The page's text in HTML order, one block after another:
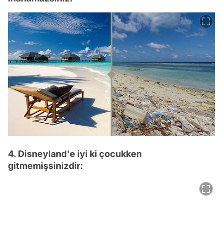
4. Disneyland'e iyi ki çocukken
gitmemişsinizdir: